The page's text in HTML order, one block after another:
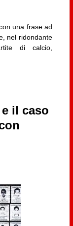
una frase ad
nel ridondante
di calcio,
il caso